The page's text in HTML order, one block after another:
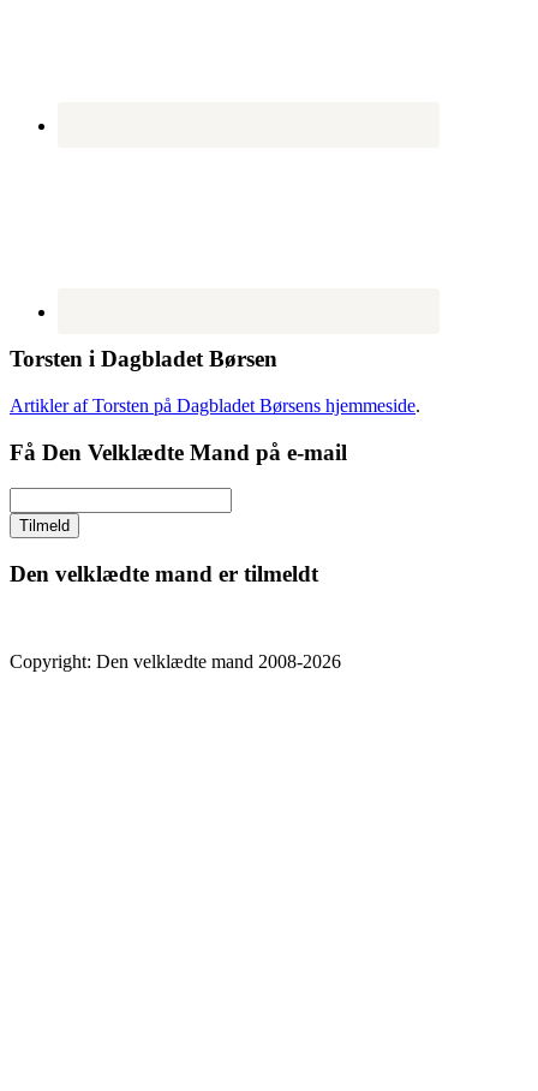
Torsten i Dagbladet Børsen
Artikler af Torsten på Dagbladet Børsens hjemmeside.
Få Den Velklædte Mand på e-mail
Den velklædte mand er tilmeldt
Copyright: Den velklædte mand 2008-2026